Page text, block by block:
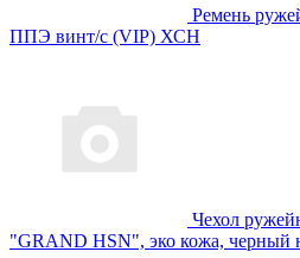
Ремень
ППЭ винт/с (VIP) ХСН
Чехол
"GRAND HSN", эко кожа, черный